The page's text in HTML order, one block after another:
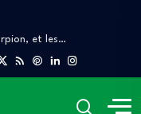
BUDGÉTAIRE
et les…
danse
DES GRANDS…
Ministre…